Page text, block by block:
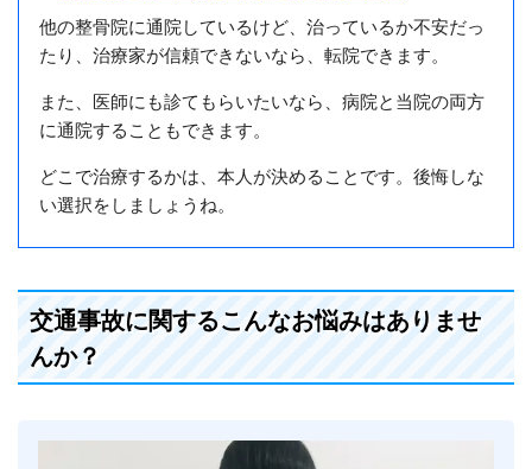
他の整骨院に通院しているけど、治っているか不安だっ
たり、治療家が信頼できないなら、転院できます。
また、医師にも診てもらいたいなら、病院と当院の両方
に通院することもできます。
どこで治療するかは、本人が決めることです。後悔しな
い選択をしましょうね。
交通事故に関するこんなお悩みはありませ
んか？